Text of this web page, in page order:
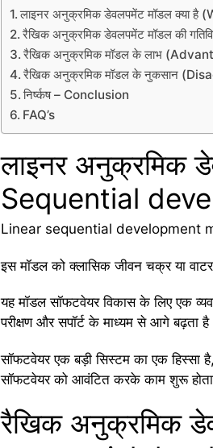
लाइनर अनुक्रमिक डेवलपमेंट मॉडल
रैखिक अनुक्रमिक डेवलपमेंट मॉडल की
रैखिक अनुक्रमिक मॉडल के लाभ
रैखिक अनुक्रमिक मॉडल के नुकसान
निर्ष्कष – Conclusion
FAQ’s
लाइनर अनुक्रमिक
Sequential
Linear sequential development
इस मॉडल को क्लासिक जीवन चक्र या
यह मॉडल सॉफटवेयर विकास के लिए एक
परीक्षण और सपॉर्ट के माध्यम से आगे बढ़ता है
सॉफटवेयर एक बड़ी सिस्टम का एक
सॉफटवेयर को आवंटित करके काम शुरू
रैखिक अनुक्रमिक